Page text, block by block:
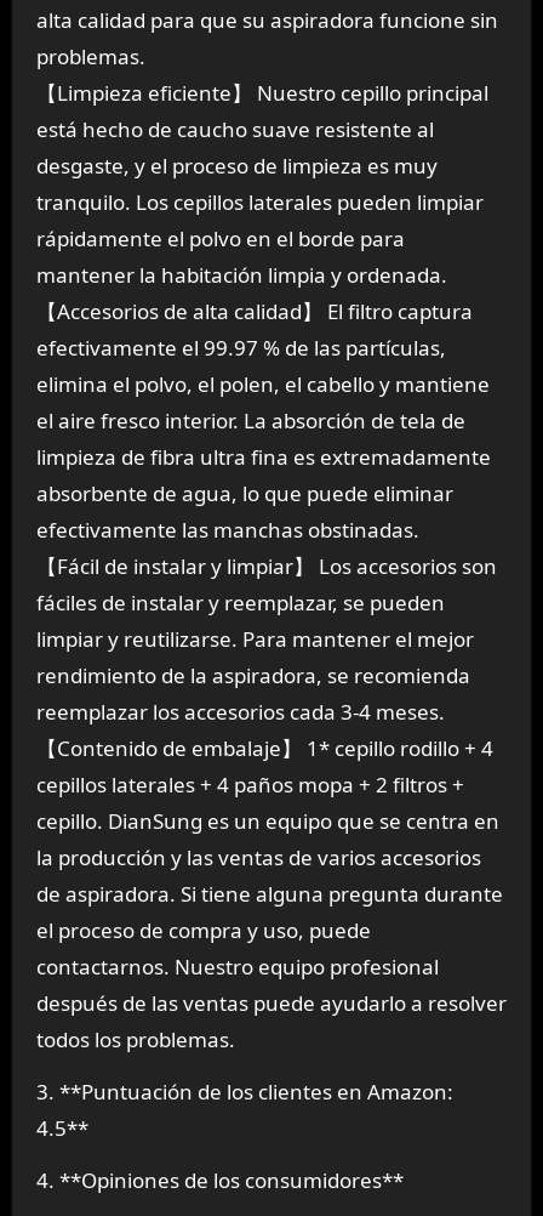
alta calidad para que su aspiradora funcione sin
problemas.
【Limpieza eficiente】 Nuestro cepillo principal
está hecho de caucho suave resistente al
desgaste, y el proceso de limpieza es muy
tranquilo. Los cepillos laterales pueden limpiar
rápidamente el polvo en el borde para
mantener la habitación limpia y ordenada.
【Accesorios de alta calidad】 El filtro captura
efectivamente el 99.97 % de las partículas,
elimina el polvo, el polen, el cabello y mantiene
el aire fresco interior. La absorción de tela de
limpieza de fibra ultra fina es extremadamente
absorbente de agua, lo que puede eliminar
efectivamente las manchas obstinadas.
【Fácil de instalar y limpiar】 Los accesorios son
fáciles de instalar y reemplazar, se pueden
limpiar y reutilizarse. Para mantener el mejor
rendimiento de la aspiradora, se recomienda
reemplazar los accesorios cada 3-4 meses.
【Contenido de embalaje】 1* cepillo rodillo + 4
cepillos laterales + 4 paños mopa + 2 filtros +
cepillo. DianSung es un equipo que se centra en
la producción y las ventas de varios accesorios
de aspiradora. Si tiene alguna pregunta durante
el proceso de compra y uso, puede
contactarnos. Nuestro equipo profesional
después de las ventas puede ayudarlo a resolver
todos los problemas.
3. **Puntuación de los clientes en Amazon:
4.5**
4. **Opiniones de los consumidores**